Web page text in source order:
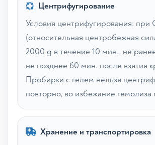
Центрифугирование
Условия центрифугирования:
(относительная центробежная
2000 g в течение 10 мин., не
не позднее 60 мин. после взятия
Пробирки с гелем нельзя
повторно, во избежание
Хранение и транспортировка